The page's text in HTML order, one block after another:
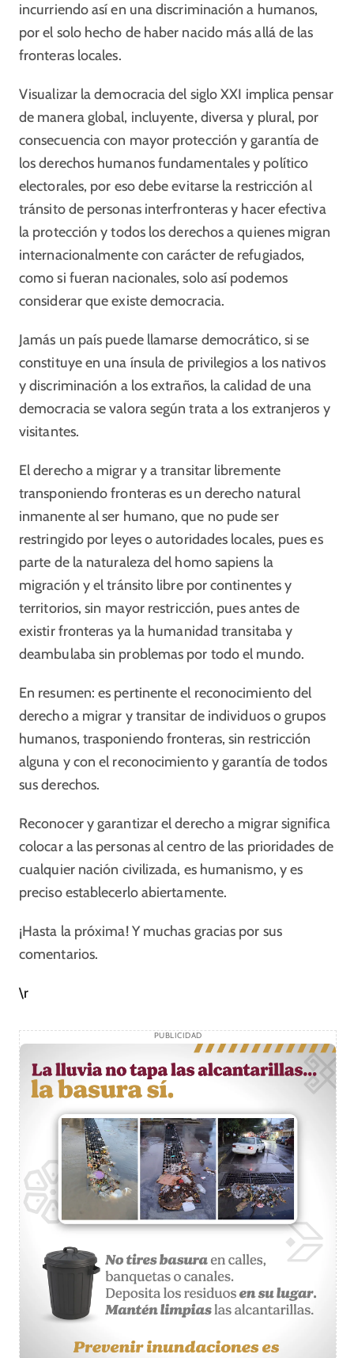
incurriendo así en una discriminación a humanos,
por el solo hecho de haber nacido más allá de las
fronteras locales.
Visualizar la democracia del siglo XXI implica pensar
de manera global, incluyente, diversa y plural, por
consecuencia con mayor protección y garantía de
los derechos humanos fundamentales y político
electorales, por eso debe evitarse la restricción al
tránsito de personas interfronteras y hacer efectiva
la protección y todos los derechos a quienes migran
internacionalmente con carácter de refugiados,
como si fueran nacionales, solo así podemos
considerar que existe democracia.
Jamás un país puede llamarse democrático, si se
constituye en una ínsula de privilegios a los nativos
y discriminación a los extraños, la calidad de una
democracia se valora según trata a los extranjeros y
visitantes.
El derecho a migrar y a transitar libremente
transponiendo fronteras es un derecho natural
inmanente al ser humano, que no pude ser
restringido por leyes o autoridades locales, pues es
parte de la naturaleza del homo sapiens la
migración y el tránsito libre por continentes y
territorios, sin mayor restricción, pues antes de
existir fronteras ya la humanidad transitaba y
deambulaba sin problemas por todo el mundo.
En resumen: es pertinente el reconocimiento del
derecho a migrar y transitar de individuos o grupos
humanos, trasponiendo fronteras, sin restricción
alguna y con el reconocimiento y garantía de todos
sus derechos.
Reconocer y garantizar el derecho a migrar significa
colocar a las personas al centro de las prioridades de
cualquier nación civilizada, es humanismo, y es
preciso establecerlo abiertamente.
¡Hasta la próxima! Y muchas gracias por sus
comentarios.
\r
PUBLICIDAD